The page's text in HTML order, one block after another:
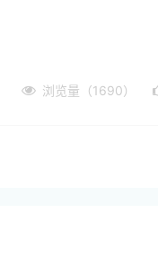
浏览量（1690）